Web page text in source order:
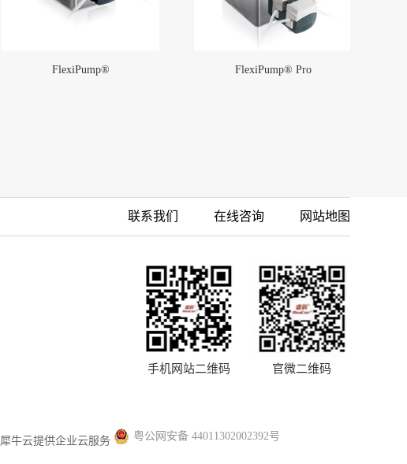
FlexiPump® FlexiPump® Pro
联系我们 在线咨询 网站地图
官微二维码
手机网站二维码
犀牛云提供企业云服务 粤公网安备 44011302002392号